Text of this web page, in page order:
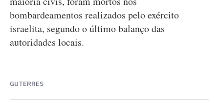
bombardeamentos realizados pelo exército
israelita, segundo o último balanço das
autoridades locais.
GUTERRES